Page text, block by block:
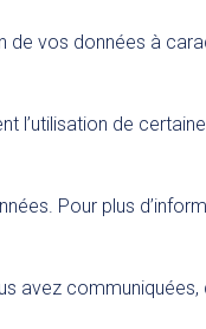
de vos données à
l’utilisation de
Pour plus
avez